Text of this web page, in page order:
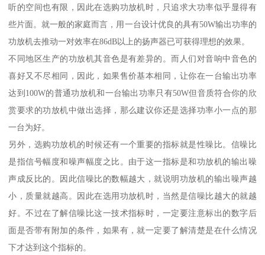
听的空间也有限，因此在选购功放机时，只追求大功率似乎显得有
些片面。就一般的家庭而言，用一台设计优良的具有50W输出功率的
功放机去推动一对效率在86dB以上的扬声器已可获得理想的效果。
不同地区生产的功放机其音色是有差异的。而人们对音响中音色的
喜好又不尽相同，因此，如果售价基本相同，让你在一台输出功率
达到100W的普通功放机和一台输出功率只有50W但音质符合你的欣
赏要求的功放机中做出选择，那么建议你还是选择功率小一点的那
一台为好。
另外，选购功放机的时候还有一个重要的指标就是性噪比。信噪比
是指信号幅度和噪声幅度之比。由于这一指标是和功放机的输出噪
声成反比的。因此信噪比的数幅越大，就说明功放机的输出噪声越
小，质量就越高。因此在选用功放机时，当然是信噪比越大的就越
好。不过在了解信噪比这一技术指标时，一定要注意标出的数字后
面是否带有附加的条件，如果有，就一定要了解清楚是在什么情况
下才达到这个指标的。